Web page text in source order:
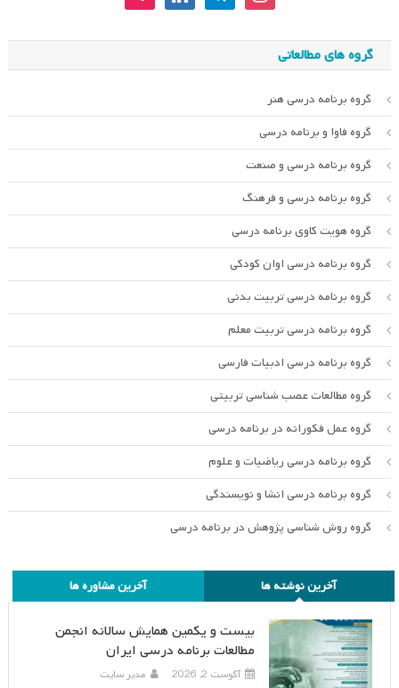
گروه های مطالعاتی
گروه برنامه درسی هنر
گروه فاوا و برنامه درسی
گروه برنامه درسی و صنعت
گروه برنامه درسی و فرهنگ
گروه هویت کاوی برنامه درسی
گروه برنامه درسی اوان کودکی
گروه برنامه درسی تربیت بدنی
گروه برنامه درسی تربیت معلم
گروه برنامه درسی ادبیات فارسی
گروه مطالعات عصب شناسی تربیتی
گروه عمل فکورانه در برنامه درسی
گروه برنامه درسی ریاضیات و علوم
گروه برنامه درسی انشا و نویسندگی
گروه روش شناسی پژوهش در برنامه درسی
آخرین نوشته ها آخرین مشاوره ها
بیست و یکمین همایش سالانه انجمن
مطالعات برنامه درسی ایران
آگوست 2, 2026 مدیر سایت